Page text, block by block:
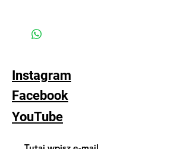
Instagram
Facebook
YouTube